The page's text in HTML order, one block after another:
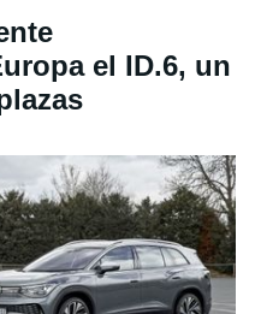
el ID.6, un